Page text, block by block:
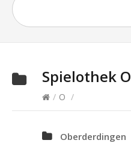
Spielothek O
/ O /
Oberderdingen